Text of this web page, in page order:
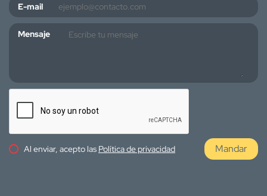
E-mail
Mensaje
Al enviar, acepto las Política de privacidad Mandar